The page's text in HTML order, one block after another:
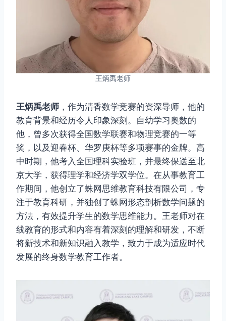
王炳禹老师
王炳禹老师 ，作为清香数学竞赛的资深导师，他的
教育背景和经历令人印象深刻。自幼学习奥数的
他，曾多次获得全国数学联赛和物理竞赛的一等
奖，以及迎春杯、华罗庚杯等多项赛事的金牌。高
中时期，他考入全国理科实验班，并最终保送至北
京大学，获得理学和经济学双学位。在从事教育工
作期间，他创立了蛛网思维教育科技有限公司，专
注于教育科研，并独创了蛛网形态剖析数学问题的
方法，有效提升学生的数学思维能力。王老师对在
线教育的形式和内容有着深刻的理解和研发，不断
将新技术和新知识融入教学，致力于成为适应时代
发展的终身数学教育工作者。